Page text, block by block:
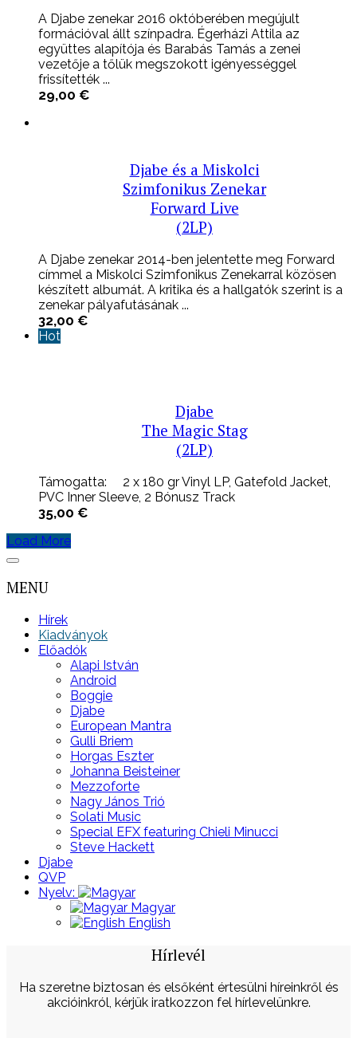
A Djabe zenekar 2016 októberében megújult
formációval állt színpadra. Égerházi Attila az
együttes alapítója és Barabás Tamás a zenei
vezetője a tőlük megszokott igényességgel
frissítették ...
29,00 €
Djabe és a Miskolci
Szimfonikus Zenekar
Forward Live
(2LP)
A Djabe zenekar 2014-ben jelentette meg Forward
címmel a Miskolci Szimfonikus Zenekarral közösen
készített albumát. A kritika és a hallgatók szerint is a
zenekar pályafutásának ...
32,00 €
Hot
Djabe
The Magic Stag
(2LP)
Támogatta: 2 x 180 gr Vinyl LP, Gatefold Jacket,
PVC Inner Sleeve, 2 Bónusz Track
35,00 €
Load More
MENU
Hírek
Kiadványok
Előadók
Alapi István
Android
Boggie
Djabe
European Mantra
Gulli Briem
Horgas Eszter
Johanna Beisteiner
Mezzoforte
Nagy János Trió
Solati Music
Special EFX featuring Chieli Minucci
Steve Hackett
Djabe
QVP
Nyelv:
Magyar
English
Hírlevél
Ha szeretne biztosan és elsőként értesülni híreinkről és
akcióinkról, kérjük iratkozzon fel hírlevelünkre.